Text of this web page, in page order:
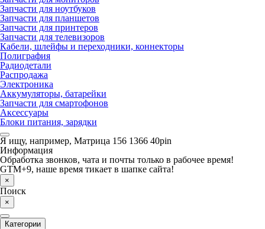
Запчасти для ноутбуков
Запчасти для планшетов
Запчасти для принтеров
Запчасти для телевизоров
Кабели, шлейфы и переходники, коннекторы
Полиграфия
Радиодетали
Распродажа
Электроника
Аккумуляторы, батарейки
Запчасти для смартофонов
Аксессуары
Блоки питания, зарядки
Я ищу, например, Матрица 156 1366 40pin
Информация
Обработка звонков, чата и почты только в рабочее время!
GTM+9, наше время тикает в шапке сайта!
×
Поиск
×
Категории